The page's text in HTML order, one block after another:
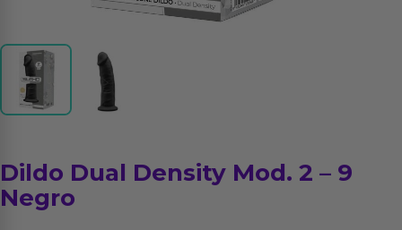
Dildo Dual Density Mod. 2 – 9
Negro